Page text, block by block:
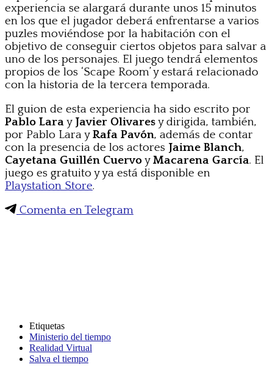
experiencia se alargará durante unos 15 minutos
en los que el jugador deberá enfrentarse a varios
puzles moviéndose por la habitación con el
objetivo de conseguir ciertos objetos para salvar a
uno de los personajes. El juego tendrá elementos
propios de los ‘Scape Room’ y estará relacionado
con la historia de la tercera temporada.
El guion de esta experiencia ha sido escrito por
Pablo Laray Javier Olivaresy dirigida, también,
por Pablo Lara yRafa Pavón, además de contar
con la presencia de los actores Jaime Blanch,
Cayetana Guillén CuervoyMacarena García. El
juego es gratuito y ya está disponible en
Playstation Store.
Comenta en Telegram
Etiquetas
Ministerio del tiempo
Realidad Virtual
Salva el tiempo